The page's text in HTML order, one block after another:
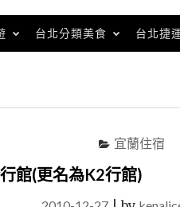
台北分類美食 台北捷
宜蘭住宿
館(更名為K2行館)